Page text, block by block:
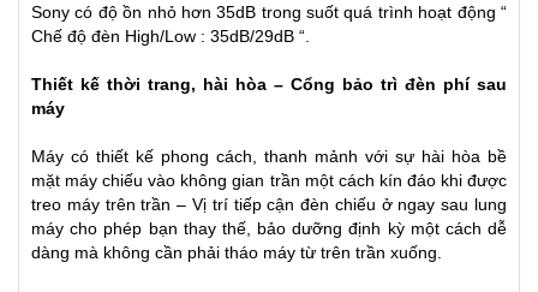
Sony có độ ồn nhỏ hơn 35dB trong suốt quá trình hoạt động “
Chế độ đèn High/Low : 35dB/29dB “.
Thiết kế thời trang, hài hòa – Cổng bảo trì đèn phí sau
máy
Máy có thiết kế phong cách, thanh mảnh với sự hài hòa bề
mặt máy chiếu vào không gian trần một cách kín đáo khi được
treo máy trên trần – Vị trí tiếp cận đèn chiếu ở ngay sau lung
máy cho phép bạn thay thế, bảo dưỡng định kỳ một cách dễ
dàng mà không cần phải tháo máy từ trên trần xuống.